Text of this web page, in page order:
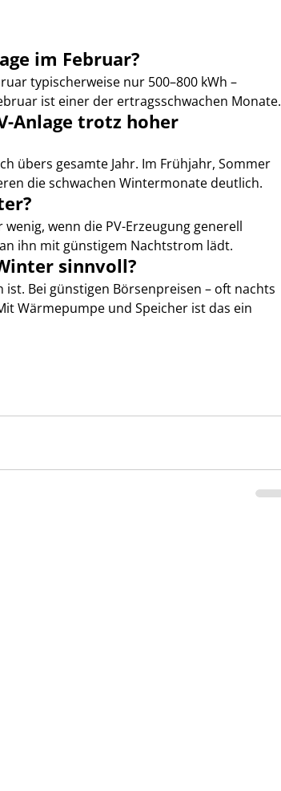
im Februar?
typischerweise nur 500–800 kWh –
ist einer der ertragsschwachen Monate.
Anlage trotz hoher
übers gesamte Jahr. Im Frühjahr, Sommer
die schwachen Wintermonate deutlich.
wenn die PV-Erzeugung generell
ihn mit günstigem Nachtstrom lädt.
sinnvoll?
Bei günstigen Börsenpreisen – oft nachts
Wärmepumpe und Speicher ist das ein